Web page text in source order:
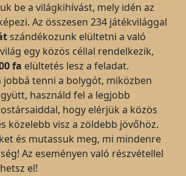
be a világkihívást, mely idén az
Az összesen 234 játékvilággal
szándékozunk elültetni a való
egy közös céllal rendelkezik,
fa elültetés lesz a feladat.
jobbá tenni a bolygót, miközben
használd fel a legjobb
hogy elérjük a közös
közelebb visz a zöldebb jövőhöz.
és mutassuk meg, mi mindenre
Az eseményen való részvétellel
el!